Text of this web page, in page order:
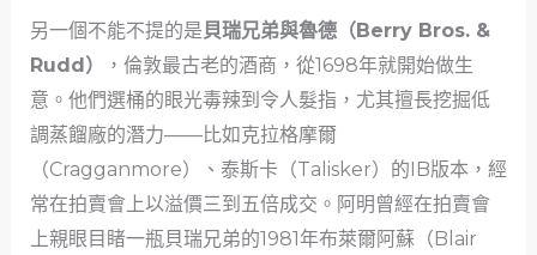
另一個不能不提的是 貝瑞兄弟與魯德（Berry Bros. &
Rudd）
，倫敦最古老的酒商，從1698年就開始做生
意。他們選桶的眼光毒辣到令人髮指，尤其擅長挖掘低
調蒸餾廠的潛力——比如克拉格摩爾
（Cragganmore）、泰斯卡（Talisker）的IB版本，經
常在拍賣會上以溢價三到五倍成交。阿明曾經在拍賣會
上親眼目睹一瓶貝瑞兄弟的1981年布萊爾阿蘇（Blair